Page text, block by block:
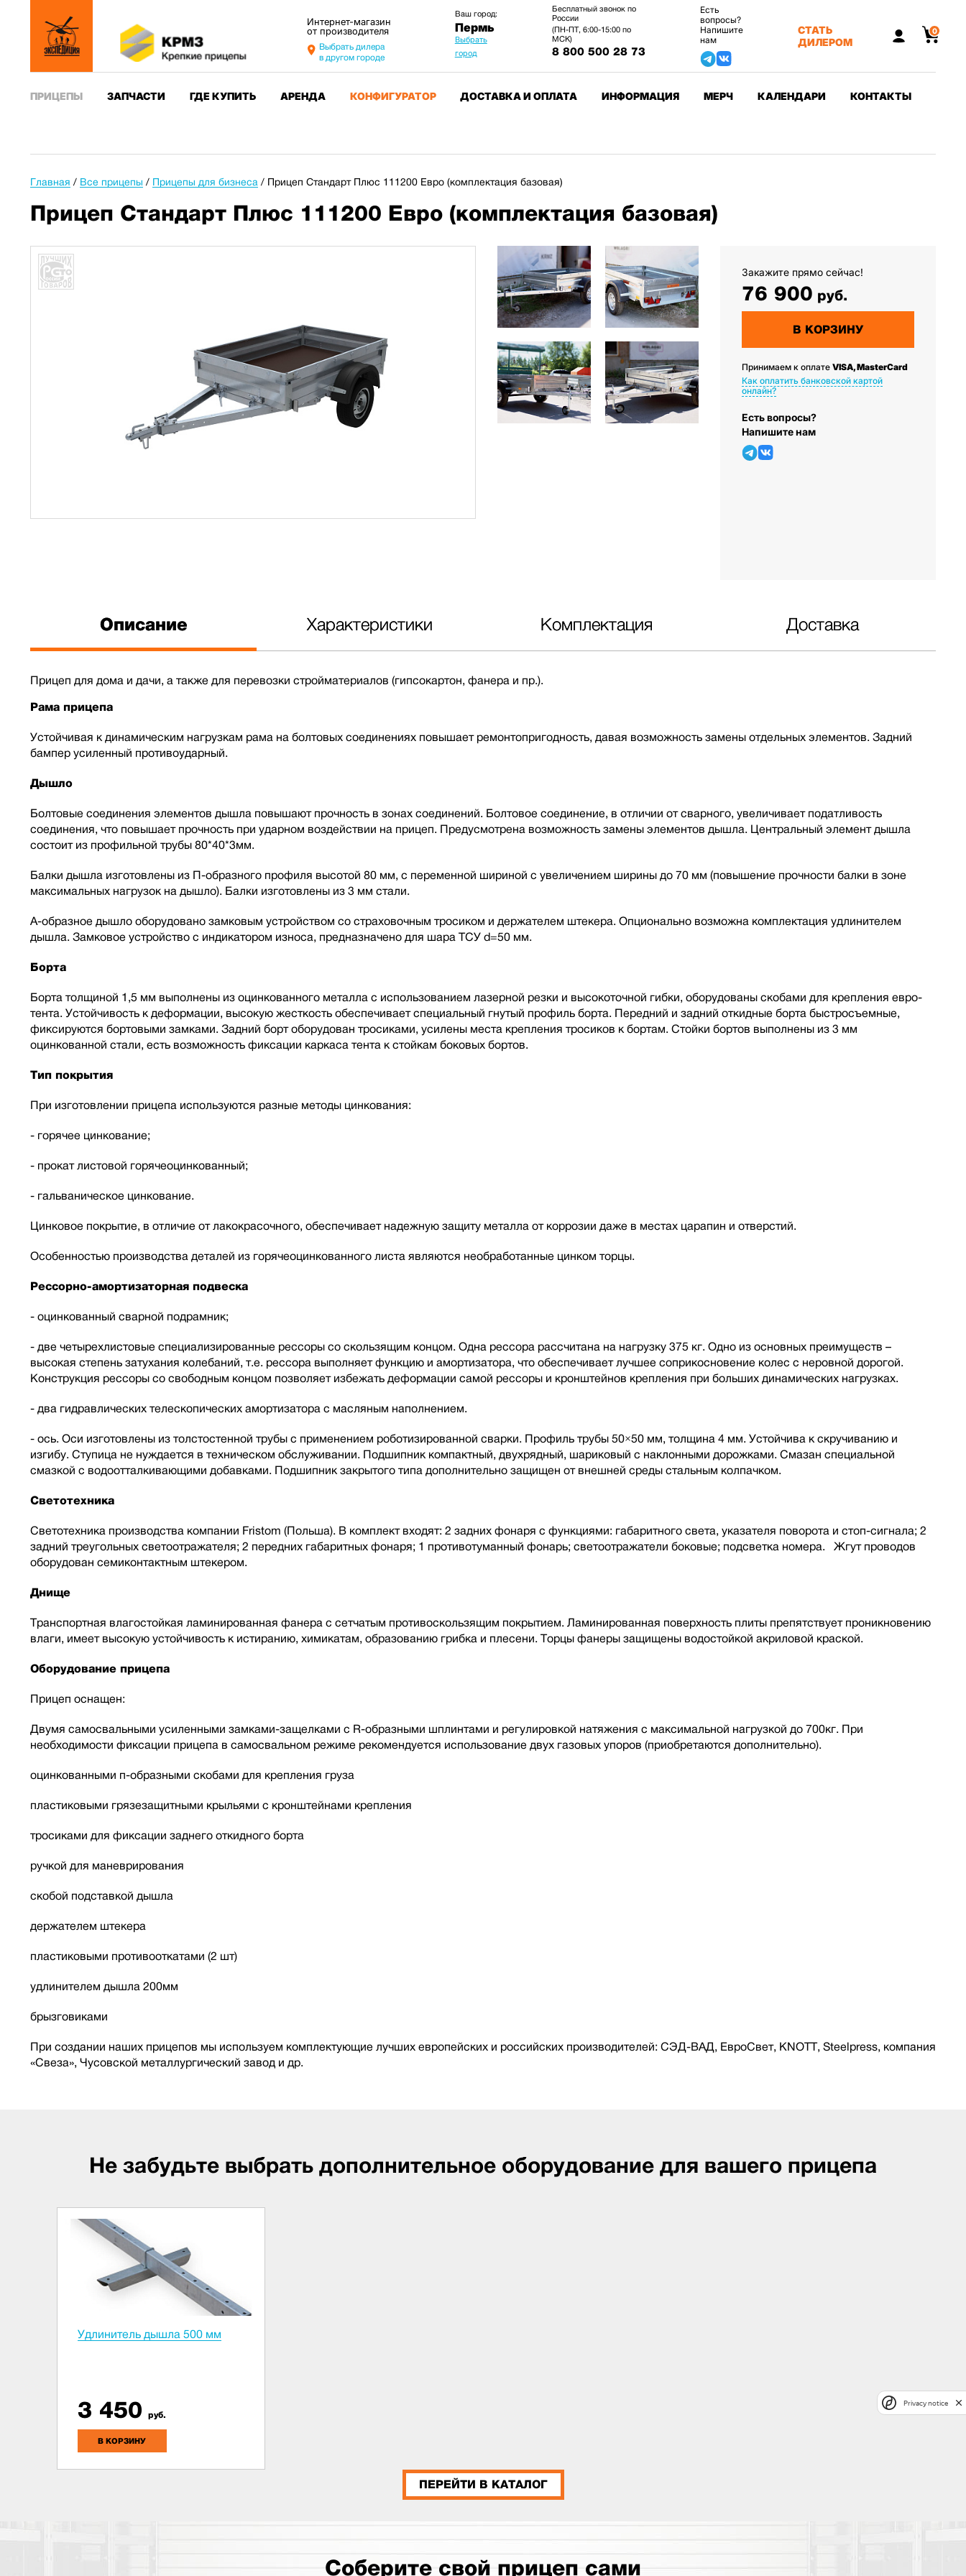
Интернет-магазин
от производителя
Выбрать дилера
в другом городе
Ваш город:
Пермь
Выбрать
город
Бесплатный звонок по
России
(ПН-ПТ, 6:00-15:00 по
МСК)
8 800 500 28 73
Есть
вопросы?
Напишите
нам
СТАТЬ
ДИЛЕРОМ
0
ПРИЦЕПЫ ЗАПЧАСТИ ГДЕ КУПИТЬ АРЕНДА КОНФИГУРАТОР ДОСТАВКА И ОПЛАТА ИНФОРМАЦИЯ МЕРЧ КАЛЕНДАРИ КОНТАКТЫ
Главная / Все прицепы / Прицепы для бизнеса / Прицеп Стандарт Плюс 111200 Евро (комплектация базовая)
Прицеп Стандарт Плюс 111200 Евро (комплектация базовая)
Закажите прямо сейчас!
76 900 руб.
В КОРЗИНУ
Принимаем к оплате VISA, MasterCard
Как оплатить банковской картой
онлайн?
Есть вопросы?
Напишите нам
Описание Характеристики Комплектация Доставка
Прицеп для дома и дачи, а также для перевозки стройматериалов (гипсокартон, фанера и пр.).
Рама прицепа
Устойчивая к динамическим нагрузкам рама на болтовых соединениях повышает ремонтопригодность, давая возможность замены отдельных элементов. Задний
бампер усиленный противоударный.
Дышло
Болтовые соединения элементов дышла повышают прочность в зонах соединений. Болтовое соединение, в отличии от сварного, увеличивает податливость
соединения, что повышает прочность при ударном воздействии на прицеп. Предусмотрена возможность замены элементов дышла. Центральный элемент дышла
состоит из профильной трубы 80*40*3мм.
Балки дышла изготовлены из П-образного профиля высотой 80 мм, с переменной шириной с увеличением ширины до 70 мм (повышение прочности балки в зоне
максимальных нагрузок на дышло). Балки изготовлены из 3 мм стали.
А-образное дышло оборудовано замковым устройством со страховочным тросиком и держателем штекера. Опционально возможна комплектация удлинителем
дышла. Замковое устройство с индикатором износа, предназначено для шара ТСУ d=50 мм.
Борта
Борта толщиной 1,5 мм выполнены из оцинкованного металла с использованием лазерной резки и высокоточной гибки, оборудованы скобами для крепления евро-
тента. Устойчивость к деформации, высокую жесткость обеспечивает специальный гнутый профиль борта. Передний и задний откидные борта быстросъемные,
фиксируются бортовыми замками. Задний борт оборудован тросиками, усилены места крепления тросиков к бортам. Стойки бортов выполнены из 3 мм
оцинкованной стали, есть возможность фиксации каркаса тента к стойкам боковых бортов.
Тип покрытия
При изготовлении прицепа используются разные методы цинкования:
- горячее цинкование;
- прокат листовой горячеоцинкованный;
- гальваническое цинкование.
Цинковое покрытие, в отличие от лакокрасочного, обеспечивает надежную защиту металла от коррозии даже в местах царапин и отверстий.
Особенностью производства деталей из горячеоцинкованного листа являются необработанные цинком торцы.
Рессорно-амортизаторная подвеска
- оцинкованный сварной подрамник;
- две четырехлистовые специализированные рессоры со скользящим концом. Одна рессора рассчитана на нагрузку 375 кг. Одно из основных преимуществ –
высокая степень затухания колебаний, т.е. рессора выполняет функцию и амортизатора, что обеспечивает лучшее соприкосновение колес с неровной дорогой.
Конструкция рессоры со свободным концом позволяет избежать деформации самой рессоры и кронштейнов крепления при больших динамических нагрузках.
- два гидравлических телескопических амортизатора с масляным наполнением.
- ось. Оси изготовлены из толстостенной трубы с применением роботизированной сварки. Профиль трубы 50×50 мм, толщина 4 мм. Устойчива к скручиванию и
изгибу. Ступица не нуждается в техническом обслуживании. Подшипник компактный, двухрядный, шариковый с наклонными дорожками. Смазан специальной
смазкой с водоотталкивающими добавками. Подшипник закрытого типа дополнительно защищен от внешней среды стальным колпачком.
Светотехника
Светотехника производства компании Fristom (Польша). В комплект входят: 2 задних фонаря с функциями: габаритного света, указателя поворота и стоп-сигнала; 2
задний треугольных светоотражателя; 2 передних габаритных фонаря; 1 противотуманный фонарь; светоотражатели боковые; подсветка номера. Жгут проводов
оборудован семиконтактным штекером.
Днище
Транспортная влагостойкая ламинированная фанера с сетчатым противоскользящим покрытием. Ламинированная поверхность плиты препятствует проникновению
влаги, имеет высокую устойчивость к истиранию, химикатам, образованию грибка и плесени. Торцы фанеры защищены водостойкой акриловой краской.
Оборудование прицепа
Прицеп оснащен:
Двумя самосвальными усиленными замками-защелками с R-образными шплинтами и регулировкой натяжения с максимальной нагрузкой до 700кг. При
необходимости фиксации прицепа в самосвальном режиме рекомендуется использование двух газовых упоров (приобретаются дополнительно).
оцинкованными п-образными скобами для крепления груза
пластиковыми грязезащитными крыльями с кронштейнами крепления
тросиками для фиксации заднего откидного борта
ручкой для маневрирования
скобой подставкой дышла
держателем штекера
пластиковыми противооткатами (2 шт)
удлинителем дышла 200мм
брызговиками
При создании наших прицепов мы используем комплектующие лучших европейских и российских производителей: СЭД-ВАД, ЕвроСвет, KNOTT, Steelpress, компания
«Свеза», Чусовской металлургический завод и др.
Не забудьте выбрать дополнительное оборудование для вашего прицепа
Удлинитель дышла 500 мм
3 450 руб.
В КОРЗИНУ
ПЕРЕЙТИ В КАТАЛОГ
Соберите свой прицеп сами
Privacy notice